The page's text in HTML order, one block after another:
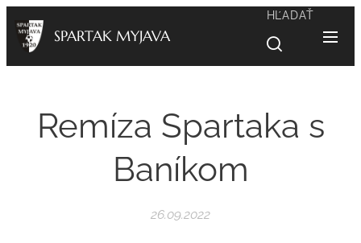
SPARTAK MYJAVA
HĽADAŤ
Remíza Spartaka s
Baníkom
26.09.2022